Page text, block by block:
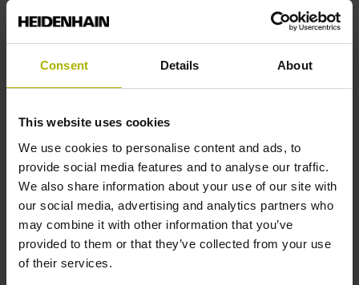
Consent Details About
This website uses cookies
We use cookies to personalise content and ads, to
provide social media features and to analyse our traffic.
We also share information about your use of our site with
our social media, advertising and analytics partners who
may combine it with other information that you’ve
provided to them or that they’ve collected from your use
of their services.
Problembeschreibung
Um Ihre Anfrage schnellstmöglich bearbeiten zu können,
bitten wir Sie um die Beantwortung folgender Fragen: